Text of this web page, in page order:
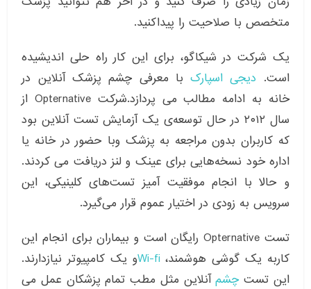
متخصص با صلاحیت را پیداکنید.
یک شرکت در شیکاگو، برای این کار راه حلی اندیشیده
است. دیجی اسپارکبا معرفی چشم پزشک آنلاین در
خانه به ادامه مطالب می پردازد.شرکت Opternative از
سال ۲۰۱۲ در حال توسعه‌ی یک آزمایش تست آنلاین بود
که کاربران بدون مراجعه به پزشک وبا حضور در خانه یا
اداره خود نسخه‌هایی برای عینک و لنز دریافت می کردند.
و حالا با انجام موفقیت‌ آمیز تست‌های کلینیکی، این
سرویس به زودی در اختیار عموم قرار می‌گیرد.
تست Opternative رایگان است و بیماران برای انجام این
کاربه یک گوشی هوشمند، Wi-fiو یک کامپیوتر نیازدارند.
این تست چشمآنلاین مثل مطب تمام پزشکان عمل می